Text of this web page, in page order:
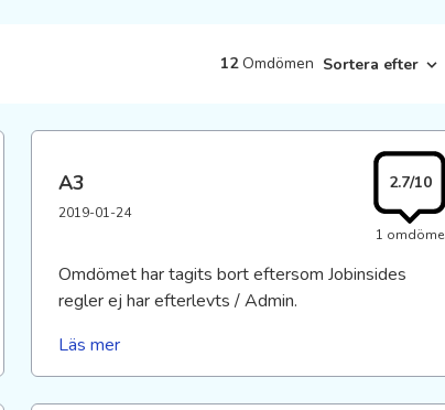
12Omdömen Sortera efter
A3
2019-01-24
2.7/10
1 omdöme
Omdömet har tagits bort eftersom Jobinsides
regler ej har efterlevts / Admin.
Läs mer